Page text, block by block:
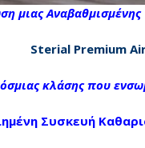
μιας Αναβαθμισμένης
Sterial Premium
κλάσης που
Συσκευή